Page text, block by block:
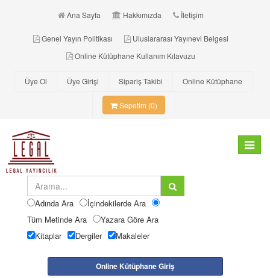
Ana Sayfa Hakkımızda İletişim
Genel Yayın Politikası
Uluslararası Yayınevi Belgesi
Online Kütüphane Kullanım Kılavuzu
Üye Ol Üye Girişi Sipariş Takibi Online Kütüphane
Sepetim (0)
Toggle
Adında Ara
İçindekilerde Ara
Tüm Metinde Ara
Yazara Göre Ara
Kitaplar
Dergiler Makaleler
Online Kütüphane Giriş